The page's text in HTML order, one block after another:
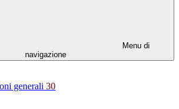
Menu di
navigazione
generali 30